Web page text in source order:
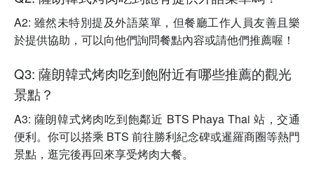
A2: 雖然未特別提及外語菜單，但餐廳工作人員友善且樂
於提供協助，可以向他們詢問餐點內容或請他們推薦喔！
Q3: 薩朗韓式烤肉吃到飽附近有哪些推薦的觀光
景點？
A3: 薩朗韓式烤肉吃到飽鄰近 BTS Phaya Thai 站，交通
便利。你可以搭乘 BTS 前往勝利紀念碑或暹羅商圈等熱門
景點，逛完後再回來享受烤肉大餐。